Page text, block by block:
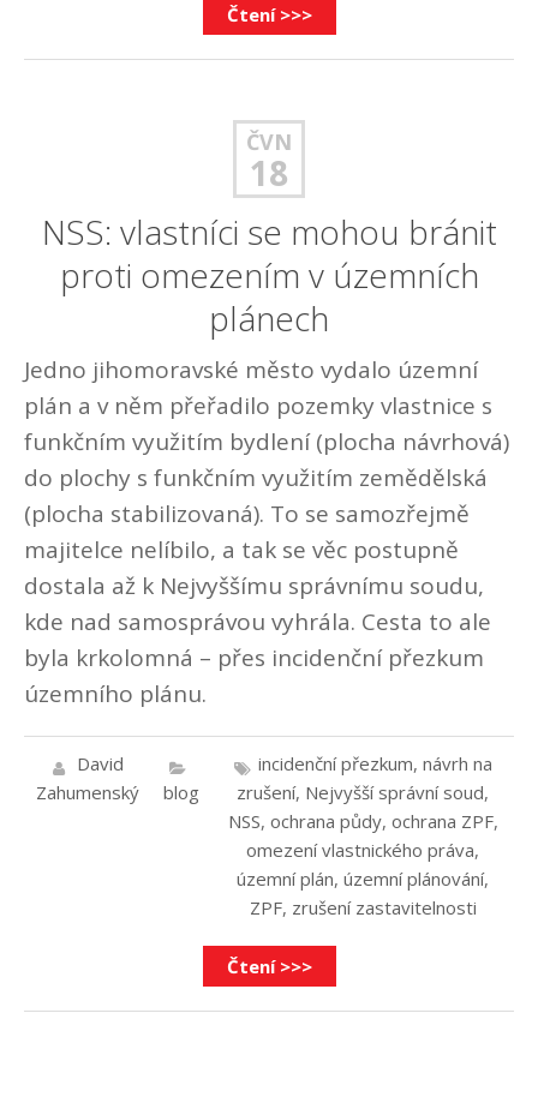
Čtení >>>
ČVN
18
NSS: vlastníci se mohou bránit
proti omezením v územních
plánech
Jedno jihomoravské město vydalo územní
plán a v něm přeřadilo pozemky vlastnice s
funkčním využitím bydlení (plocha návrhová)
do plochy s funkčním využitím zemědělská
(plocha stabilizovaná). To se samozřejmě
majitelce nelíbilo, a tak se věc postupně
dostala až k Nejvyššímu správnímu soudu,
kde nad samosprávou vyhrála. Cesta to ale
byla krkolomná – přes incidenční přezkum
územního plánu.
David
Zahumenský
blog
incidenční přezkum, návrh na
zrušení, Nejvyšší správní soud,
NSS, ochrana půdy, ochrana ZPF,
omezení vlastnického práva,
územní plán, územní plánování,
ZPF, zrušení zastavitelnosti
Čtení >>>